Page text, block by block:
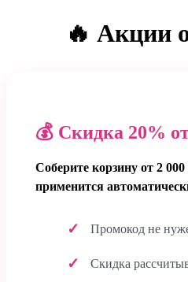
🔥 Акции
💰 Скидка 20%
Соберите корзину от 2
применится
Промокод не
Скидка